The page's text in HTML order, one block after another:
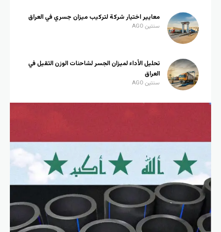
معايير اختيار شركة لتركيب ميزان جسري في العراق
سنتين AGO
تحليل الأداء لميزان الجسر لشاحنات الوزن الثقيل في
العراق
سنتين AGO